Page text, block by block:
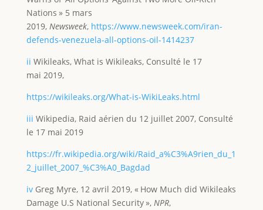
Nations » 5 mars
2019, Newsweek, https://www.newsweek.com/iran-
defends-venezuela-all-options-oil-1414237
ii Wikileaks, What is Wikileaks, Consulté le 17
mai 2019,
https://wikileaks.org/What-is-WikiLeaks.html
iii Wikipedia, Raid aérien du 12 juillet 2007, Consulté
le 17 mai 2019
https://fr.wikipedia.org/wiki/Raid_a%C3%A9rien_du_1
2_juillet_2007_%C3%A0_Bagdad
iv Greg Myre, 12 avril 2019, « How Much did Wikileaks
Damage U.S National Security », NPR,